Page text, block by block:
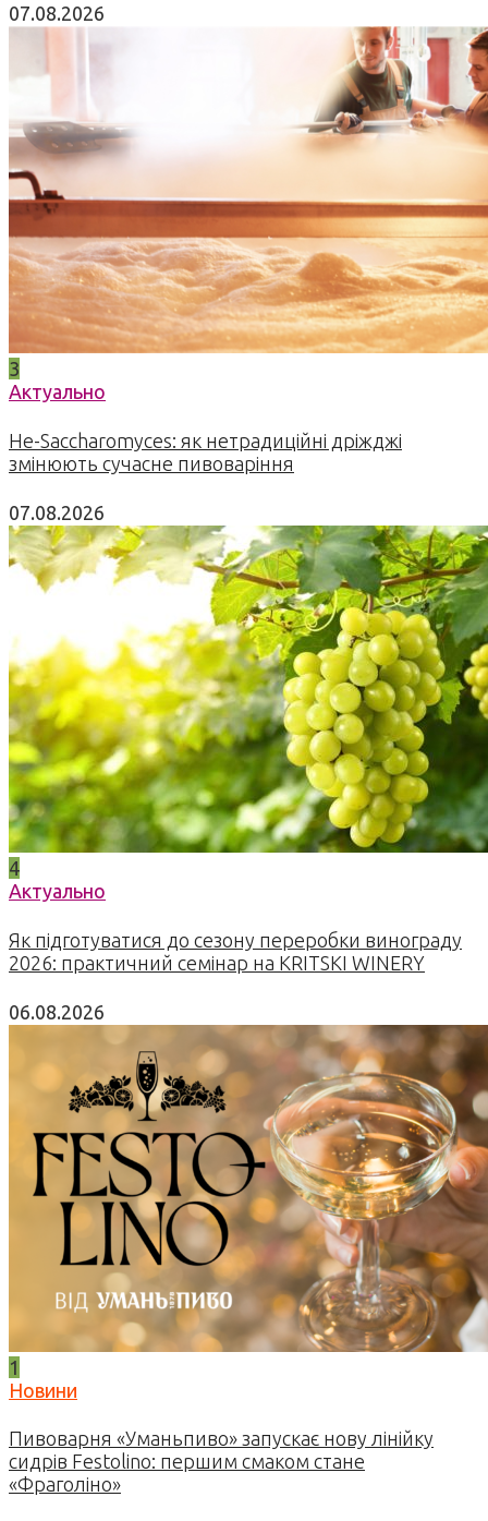
07.08.2026
3
Актуально
Не-Saccharomyces: як нетрадиційні дріжджі
змінюють сучасне пивоваріння
07.08.2026
4
Актуально
Як підготуватися до сезону переробки винограду
2026: практичний семінар на KRITSKI WINERY
06.08.2026
1
Новини
Пивоварня «Уманьпиво» запускає нову лінійку
сидрів Festolino: першим смаком стане
«Фраголіно»